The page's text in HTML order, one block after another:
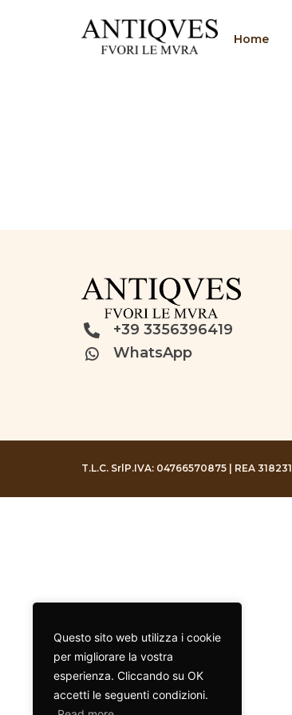
Questo sito web utilizza i cookie
per migliorare la vostra
esperienza. Cliccando su OK
accetti le seguenti condizioni.
Home
+39 3356396419
WhatsApp
T.L.C. Srl P.IVA: 04766570875 | REA 318231